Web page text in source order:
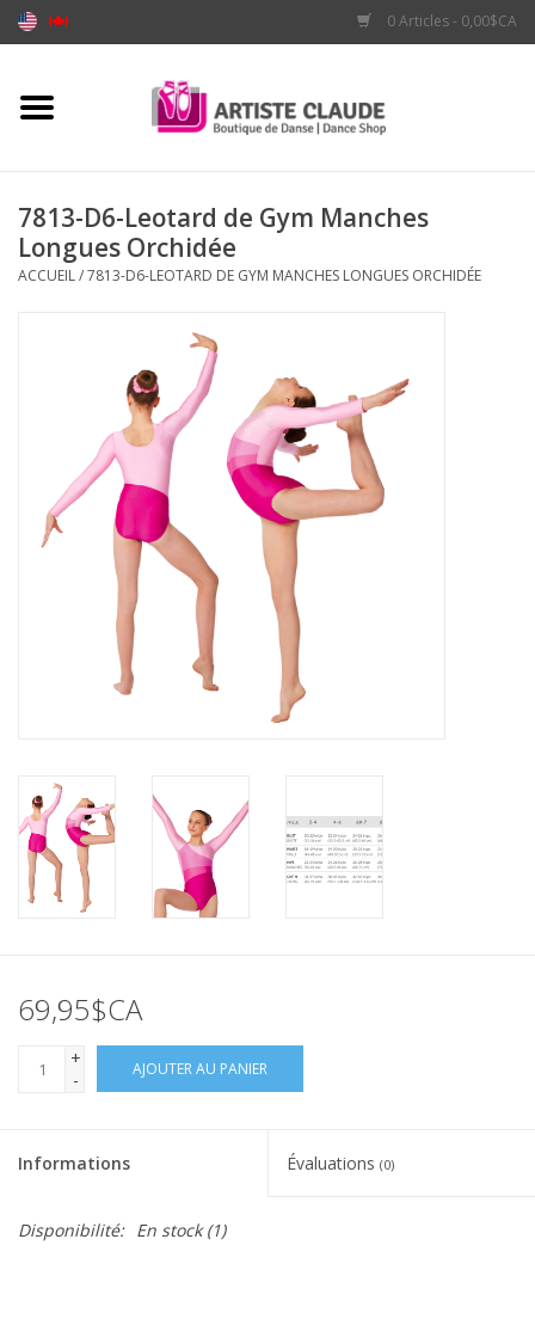
0 Articles - 0,00$CA
Accueil
Vêtements
7813-D6-Leotard de Gym Manches
Longues Orchidée
ACCUEIL/7813-D6-LEOTARD DE GYM MANCHES LONGUES ORCHIDÉE
69,95$CA
+
-
AJOUTER AU PANIER
Informations Évaluations (0)
Disponibilité: En stock(1)